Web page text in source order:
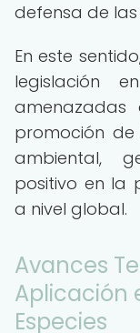
defensa de las
En este
legislación
promoción
ambiental,
positivo en la
a nivel global.
Avances
Aplicación
Especies